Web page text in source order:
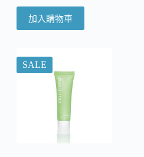
加入購物車
SALE